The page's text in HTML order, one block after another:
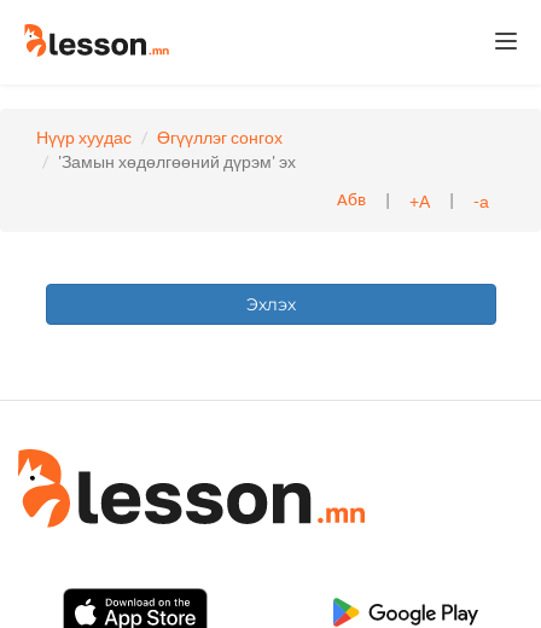
Нүүр хуудас
Өгүүллэг сонгох
'Замын хөдөлгөөний дүрэм' эх
Абв | +А | -а
Эхлэх